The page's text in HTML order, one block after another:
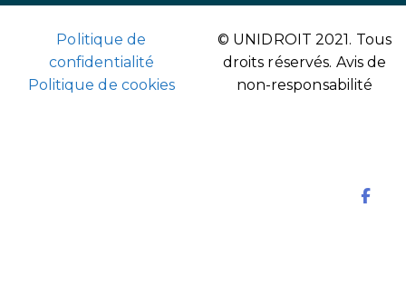
Politique de
confidentialité
Politique de cookies
© UNIDROIT 2021. Tous
droits réservés. Avis de
non-responsabilité